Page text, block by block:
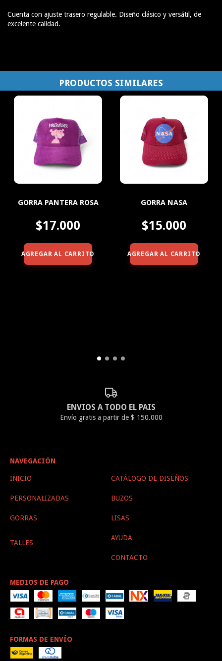
Cuenta con ajuste trasero regulable. Diseño clásico y versátil, de
excelente calidad.
PRODUCTOS SIMILARES
GORRA PANTERA ROSA
$17.000
AGREGAR AL CARRITO
GORRA NASA
$15.000
AGREGAR AL CARRITO
ENVIOS A TODO EL PAIS
Envío gratis a partir de $ 150.000
NAVEGACIÓN
INICIO CATÁLOGO DE DISEÑOS
PERSONALIZADAS BUZOS
GORRAS LISAS
TALLES
AYUDA
CONTACTO
MEDIOS DE PAGO
FORMAS DE ENVÍO